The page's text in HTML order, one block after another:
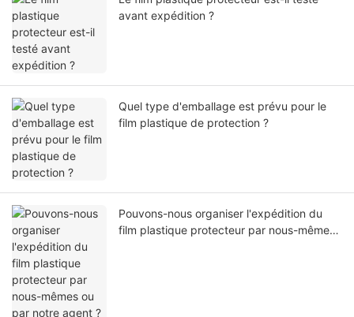
avant expédition ?
Quel type d'emballage est prévu pour le
film plastique de protection ?
Pouvons-nous organiser l'expédition du
film plastique protecteur par nous-mêmes